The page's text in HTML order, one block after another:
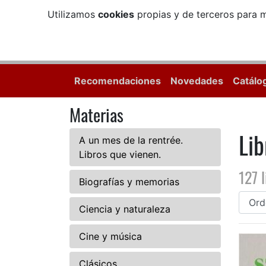
Utilizamos cookiespropias y de terceros para
Recomendaciones Novedades
Materias
A un mes de la rentrée.
Libros que vienen.
Biografías y memorias
Ciencia y naturaleza
Cine y música
127